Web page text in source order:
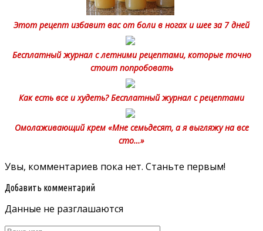
Этот рецепт избавит вас от боли в ногах и шее за 7 дней
Бесплатный журнал с летними рецептами, которые точно
стоит попробовать
Как есть все и худеть? Бесплатный журнал с рецептами
Омолаживающий крем «Мне семьдесят, а я выгляжу на все
сто…»
Увы, комментариев пока нет. Станьте первым!
Добавить комментарий
Данные не разглашаются